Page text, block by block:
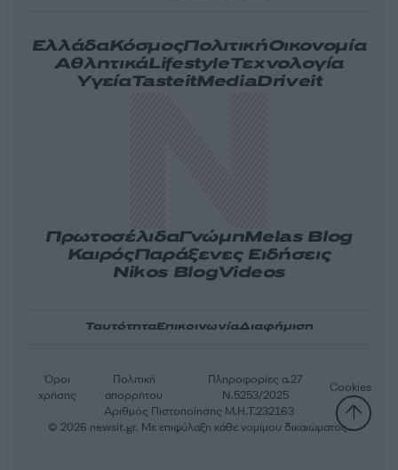
ΕλλάδαΚόσμοςΠολιτικήΟικονομία
ΑθλητικάLifestyleΤεχνολογία
ΥγείαTasteitMediaDriveit
ΠρωτοσέλιδαΓνώμηMelas Blog
ΚαιρόςΠαράξενες Ειδήσεις
Nikos BlogVideos
ΤαυτότηταΕπικοινωνίαΔιαφήμιση
Αριθμός Πιστοποίησης Μ.Η.Τ.232163
Όροι
χρήσης
Πολιτική
απορρήτου
Πληροφορίες α.27
Ν.5253/2025
Cookies
© 2026 newsit.gr. Με επιφύλαξη κάθε νομίμου δικαιώματος.